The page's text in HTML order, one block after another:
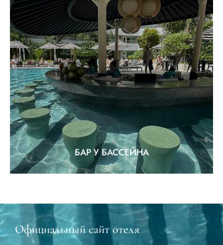
БАР У БАССЕЙНА
БАР У БАССЕЙНА
"Расслабляющий и освежающий бар"
EXPLORE
Официальный сайт отеля